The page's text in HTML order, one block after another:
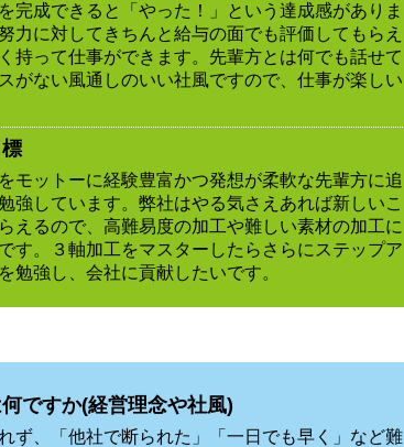
完成できると「やった！」という達成感がありま
力に対してきちんと給与の面でも評価してもらえ
持って仕事ができます。先輩方とは何でも話せて
がない風通しのいい社風ですので、仕事が楽しい
モットーに経験豊富かつ発想が柔軟な先輩方に追
強しています。弊社はやる気さえあれば新しいこ
えるので、高難易度の加工や難しい素材の加工に
す。３軸加工をマスターしたらさらにステップア
勉強し、会社に貢献したいです。
ですか(経営理念や社風)
ず、「他社で断られた」「一日でも早く」など難